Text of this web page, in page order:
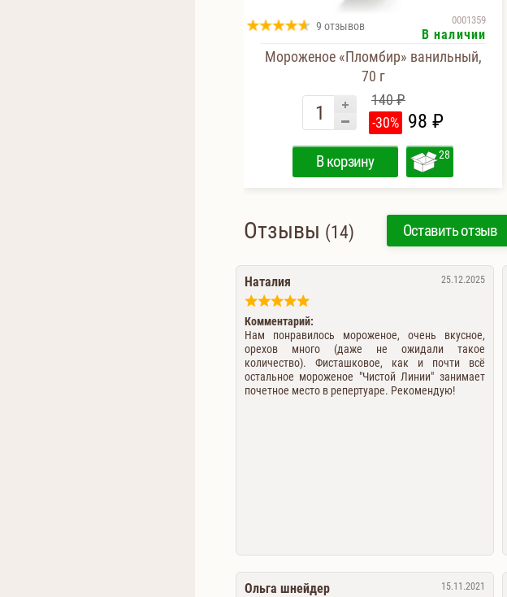
9 отзывов 0001359
В наличии
Мороженое «Пломбир» ванильный,
70 г
140 ₽
-30% 98 ₽
В корзину 28
Отзывы (14) Оставить отзыв
25.12.2025
Наталия
Комментарий:
Нам понравилось мороженое, очень вкусное,
орехов много (даже не ожидали такое
количество). Фисташковое, как и почти всё
остальное мороженое "Чистой Линии" занимает
почетное место в репертуаре. Рекомендую!
15.11.2021
Ольга шнейдер